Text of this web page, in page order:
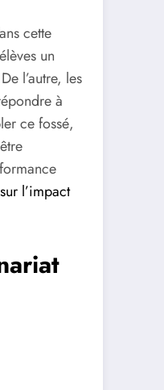
cette
un
l’autre, les
à
ce fossé,
l’impact